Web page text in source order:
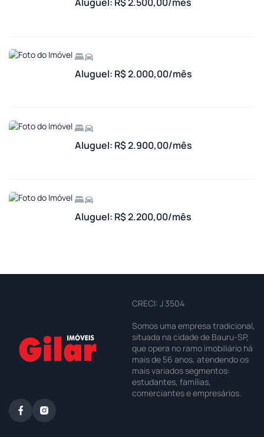
Aluguel: R$ 2.000,00/mês
Aluguel: R$ 2.900,00/mês
Aluguel: R$ 2.200,00/mês
CRECI: J 3504
Somos uma empresa tradicional,
situada na cidade de Bauru-SP,
que opera no ramo imobiliário há
mais de 56 anos, atendendo os
mais variados segmentos:
estudantes, famílias,
comerciantes e empresários.